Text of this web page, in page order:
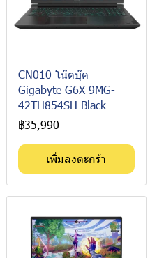
CN010 โน๊ตบุ๊ค
Gigabyte G6X 9MG-
42TH854SH Black
฿35,990
เพิ่มลงตะกร้า